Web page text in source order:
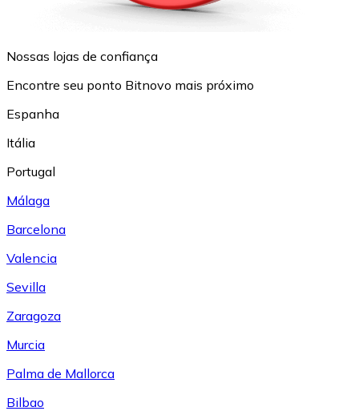
Nossas lojas de confiança
Encontre seu ponto Bitnovo mais próximo
Espanha
Itália
Portugal
Málaga
Barcelona
Valencia
Sevilla
Zaragoza
Murcia
Palma de Mallorca
Bilbao